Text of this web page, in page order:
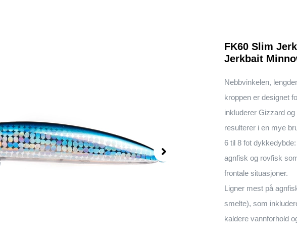
FK60 Slim
Jerkbait
Nebbvinkelen,
kroppen er designet
inkluderer Gizzard
resulterer i en mye
6 til 8 fot
agnfisk og rovfisk
frontale situasjoner.
Ligner mest på
smelte), som
kaldere vannforhold